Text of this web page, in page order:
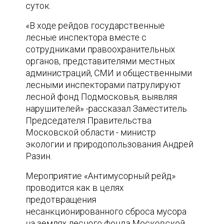
суток.
«В ходе рейдов государственные
лесные инспектора вместе с
сотрудниками правоохранительных
органов, представителями местных
администраций, СМИ и общественными
лесными инспекторами патрулируют
лесной фонд Подмосковья, выявляя
нарушителей» -рассказал Заместитель
Председателя Правительства
Московской области - министр
экологии и природопользования Андрей
Разин.
Мероприятие «Антимусорный рейд»
проводится как в целях
предотвращения
несанкционированного сброса мусора